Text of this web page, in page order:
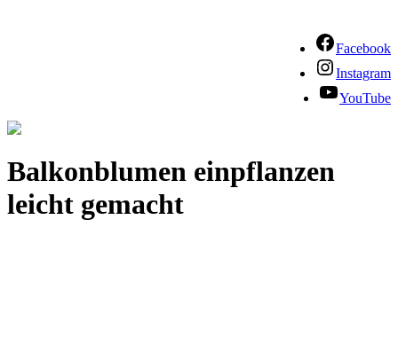
Facebook
Instagram
YouTube
Balkonblumen einpflanzen
leicht gemacht